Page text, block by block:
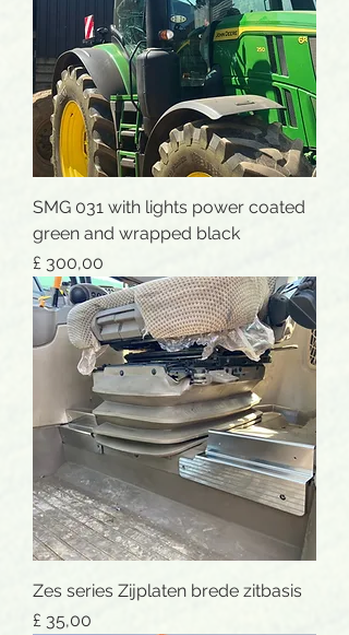
SMG 031 with lights power coated
green and wrapped black
Prijs
£ 300,00
Zes series Zijplaten brede zitbasis
Prijs
£ 35,00